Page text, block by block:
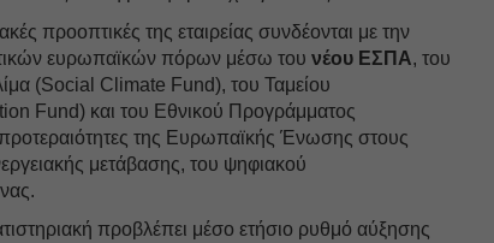
προοπτικές της εταιρείας συνδέονται με την
ευρωπαϊκών πόρων μέσω τουνέου ΕΣΠΑ, του
(Social Climate Fund), του Ταμείου
Fund) και του Εθνικού Προγράμματος
της Ευρωπαϊκής Ένωσης στους
μετάβασης, του ψηφιακού
προβλέπει μέσο ετήσιο ρυθμό αύξησης